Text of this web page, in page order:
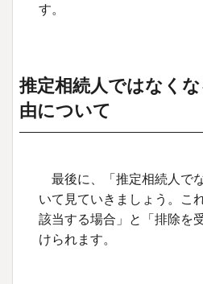
す。
推定相続人ではなく
由について
最後に、「推定相続人で
いて見ていきましょう。こ
該当する場合」と「排除を
けられます。